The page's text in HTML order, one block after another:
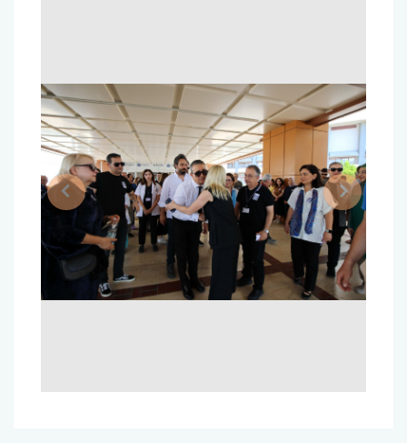
Previous Next